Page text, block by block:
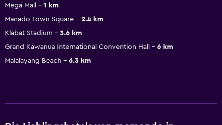
Mega Mall
1 km
Manado Town Square
2.4 km
Klabat Stadium
3.6 km
Grand Kawanua International Convention Hall
6 km
Malalayang Beach
6.3 km